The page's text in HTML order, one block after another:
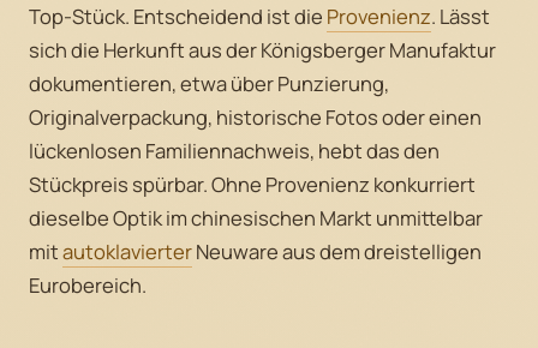
Top-Stück. Entscheidend ist die Provenienz. Lässt
sich die Herkunft aus der Königsberger Manufaktur
dokumentieren, etwa über Punzierung,
Originalverpackung, historische Fotos oder einen
lückenlosen Familiennachweis, hebt das den
Stückpreis spürbar. Ohne Provenienz konkurriert
dieselbe Optik im chinesischen Markt unmittelbar
mitautoklavierterNeuware aus dem dreistelligen
Eurobereich.